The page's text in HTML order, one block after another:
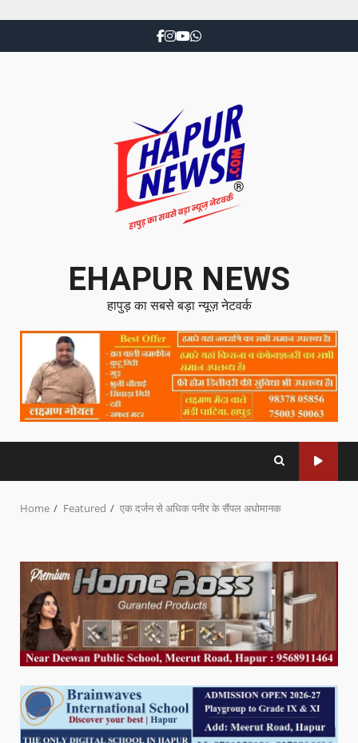
EHAPUR NEWS
हापुड़ का सबसे बड़ा न्यूज़ नेटवर्क
Home Featured एक दर्जन से अधिक पनीर के सैंपल अधोमानक